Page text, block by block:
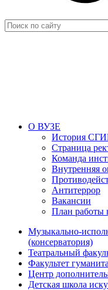
О ВУЗЕ
История
Страница
Команда
Внутренняя
Антитеррор
Вакансии
План работы
Музыкально-
(консерватория)
Театральный
Факультет
Центр
Детская школа